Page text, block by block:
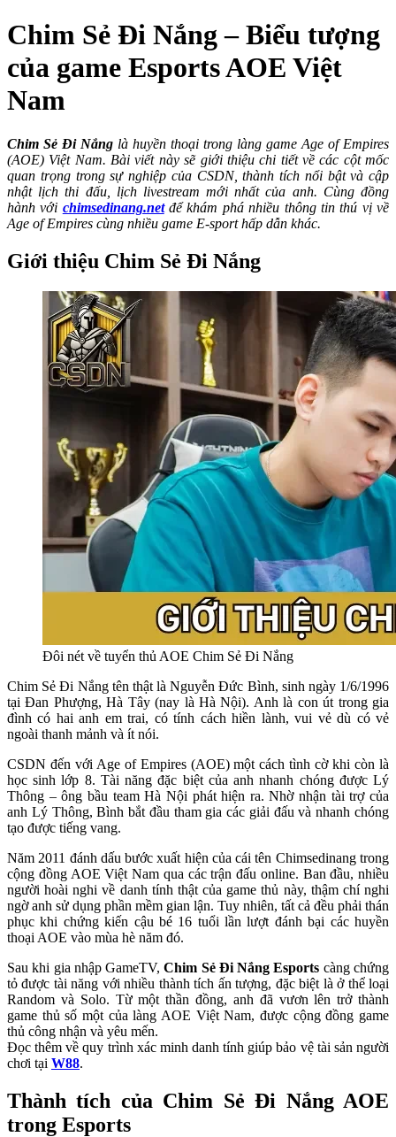
Chim Sẻ Đi Nắng – Biểu tượng
của game Esports AOE Việt
Nam
Chim Sẻ Đi Nắng là huyền thoại trong làng game Age of Empires
(AOE) Việt Nam. Bài viết này sẽ giới thiệu chi tiết về các cột mốc
quan trọng trong sự nghiệp của CSDN, thành tích nổi bật và cập
nhật lịch thi đấu, lịch livestream mới nhất của anh. Cùng đồng
hành với chimsedinang.netđể khám phá nhiều thông tin thú vị về
Age of Empires cùng nhiều game E-sport hấp dẫn khác.
Giới thiệu Chim Sẻ Đi Nắng
Đôi nét về tuyển thủ AOE Chim Sẻ Đi Nắng
Chim Sẻ Đi Nắng tên thật là Nguyễn Đức Bình, sinh ngày 1/6/1996
tại Đan Phượng, Hà Tây (nay là Hà Nội). Anh là con út trong gia
đình có hai anh em trai, có tính cách hiền lành, vui vẻ dù có vẻ
ngoài thanh mảnh và ít nói.
CSDN đến với Age of Empires (AOE) một cách tình cờ khi còn là
học sinh lớp 8. Tài năng đặc biệt của anh nhanh chóng được Lý
Thông – ông bầu team Hà Nội phát hiện ra. Nhờ nhận tài trợ của
anh Lý Thông, Bình bắt đầu tham gia các giải đấu và nhanh chóng
tạo được tiếng vang.
Năm 2011 đánh dấu bước xuất hiện của cái tên Chimsedinang trong
cộng đồng AOE Việt Nam qua các trận đấu online. Ban đầu, nhiều
người hoài nghi về danh tính thật của game thủ này, thậm chí nghi
ngờ anh sử dụng phần mềm gian lận. Tuy nhiên, tất cả đều phải thán
phục khi chứng kiến cậu bé 16 tuổi lần lượt đánh bại các huyền
thoại AOE vào mùa hè năm đó.
Sau khi gia nhập GameTV,Chim Sẻ Đi Nắng Esports càng chứng
tỏ được tài năng với nhiều thành tích ấn tượng, đặc biệt là ở thể loại
Random và Solo. Từ một thần đồng, anh đã vươn lên trở thành
game thủ số một của làng AOE Việt Nam, được cộng đồng game
thủ công nhận và yêu mến.
Đọc thêm về quy trình xác minh danh tính giúp bảo vệ tài sản người
chơi tại W88.
Thành tích của Chim Sẻ Đi Nắng AOE
trong Esports